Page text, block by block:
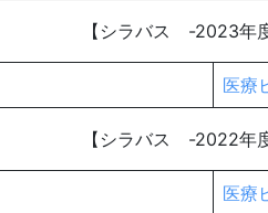
【シラバス -2023年
医療
【シラバス -2022年
医療